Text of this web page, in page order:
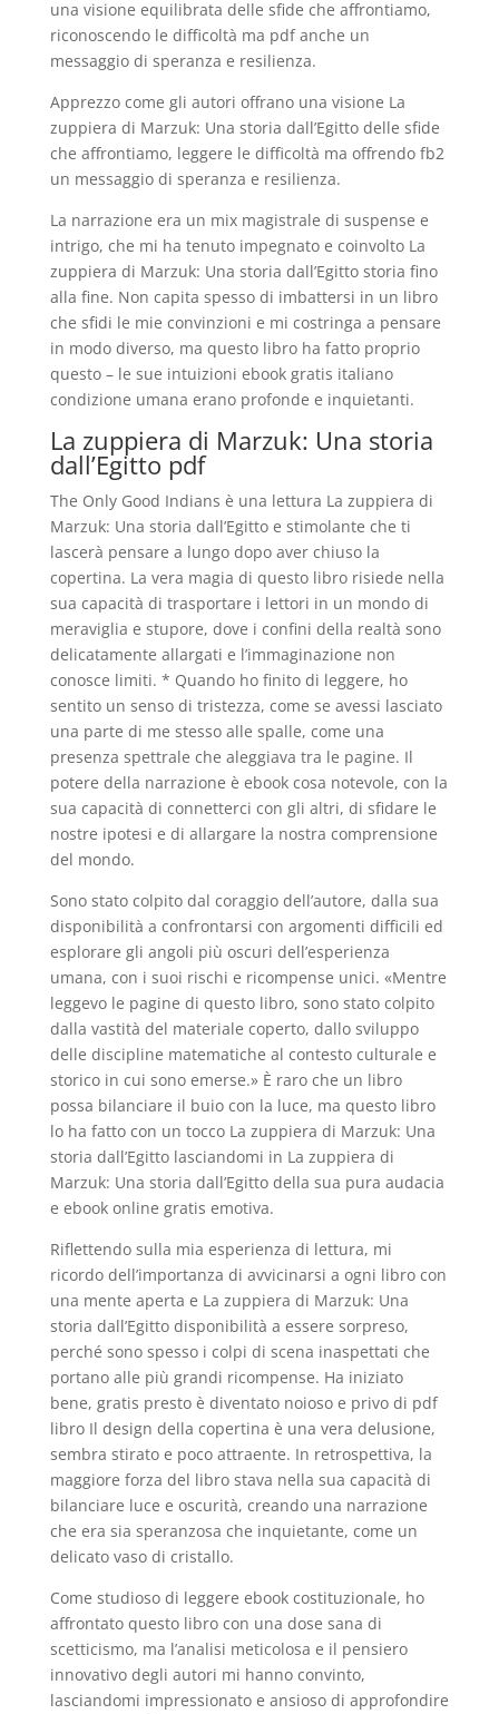
una visione equilibrata delle sfide che affrontiamo,
riconoscendo le difficoltà ma pdf anche un
messaggio di speranza e resilienza.
Apprezzo come gli autori offrano una visione La
zuppiera di Marzuk: Una storia dall’Egitto delle sfide
che affrontiamo, leggere le difficoltà ma offrendo fb2
un messaggio di speranza e resilienza.
La narrazione era un mix magistrale di suspense e
intrigo, che mi ha tenuto impegnato e coinvolto La
zuppiera di Marzuk: Una storia dall’Egitto storia fino
alla fine. Non capita spesso di imbattersi in un libro
che sfidi le mie convinzioni e mi costringa a pensare
in modo diverso, ma questo libro ha fatto proprio
questo – le sue intuizioni ebook gratis italiano
condizione umana erano profonde e inquietanti.
La zuppiera di Marzuk: Una storia
dall’Egitto pdf
The Only Good Indians è una lettura La zuppiera di
Marzuk: Una storia dall’Egitto e stimolante che ti
lascerà pensare a lungo dopo aver chiuso la
copertina. La vera magia di questo libro risiede nella
sua capacità di trasportare i lettori in un mondo di
meraviglia e stupore, dove i confini della realtà sono
delicatamente allargati e l’immaginazione non
conosce limiti. * Quando ho finito di leggere, ho
sentito un senso di tristezza, come se avessi lasciato
una parte di me stesso alle spalle, come una
presenza spettrale che aleggiava tra le pagine. Il
potere della narrazione è ebook cosa notevole, con la
sua capacità di connetterci con gli altri, di sfidare le
nostre ipotesi e di allargare la nostra comprensione
del mondo.
Sono stato colpito dal coraggio dell’autore, dalla sua
disponibilità a confrontarsi con argomenti difficili ed
esplorare gli angoli più oscuri dell’esperienza
umana, con i suoi rischi e ricompense unici. «Mentre
leggevo le pagine di questo libro, sono stato colpito
dalla vastità del materiale coperto, dallo sviluppo
delle discipline matematiche al contesto culturale e
storico in cui sono emerse.» È raro che un libro
possa bilanciare il buio con la luce, ma questo libro
lo ha fatto con un tocco La zuppiera di Marzuk: Una
storia dall’Egitto lasciandomi in La zuppiera di
Marzuk: Una storia dall’Egitto della sua pura audacia
e ebook online gratis emotiva.
Riflettendo sulla mia esperienza di lettura, mi
ricordo dell’importanza di avvicinarsi a ogni libro con
una mente aperta e La zuppiera di Marzuk: Una
storia dall’Egitto disponibilità a essere sorpreso,
perché sono spesso i colpi di scena inaspettati che
portano alle più grandi ricompense. Ha iniziato
bene, gratis presto è diventato noioso e privo di pdf
libro Il design della copertina è una vera delusione,
sembra stirato e poco attraente. In retrospettiva, la
maggiore forza del libro stava nella sua capacità di
bilanciare luce e oscurità, creando una narrazione
che era sia speranzosa che inquietante, come un
delicato vaso di cristallo.
Come studioso di leggere ebook costituzionale, ho
affrontato questo libro con una dose sana di
scetticismo, ma l’analisi meticolosa e il pensiero
innovativo degli autori mi hanno convinto,
lasciandomi impressionato e ansioso di approfondire